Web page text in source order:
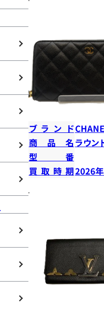
ブランド
商品名 ラウン
型番
買取時期2026